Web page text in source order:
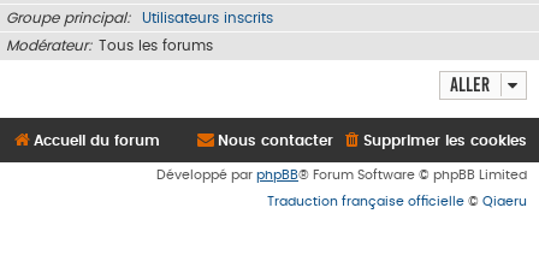
Groupe principal
Utilisateurs inscrits
Modérateur
Tous les forums
Aller
Accueil du forum Supprimer les cookies
Nous contacter
Développé par phpBB® Forum Software © phpBB Limited
Traduction française officielle © Qiaeru